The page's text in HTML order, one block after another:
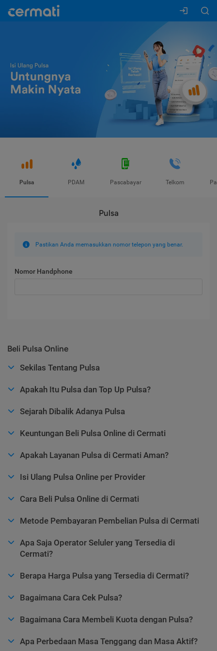
Pulsa PDAM Pascabayar Telkom
Pulsa
Pastikan Anda memasukkan nomor telepon yang benar.
Nomor Handphone
Beli Pulsa Online
Sekilas Tentang Pulsa
Apakah Itu Pulsa dan Top Up Pulsa?
Sejarah Dibalik Adanya Pulsa
Keuntungan Beli Pulsa Online di Cermati
Apakah Layanan Pulsa di Cermati Aman?
Isi Ulang Pulsa Online per Provider
Cara Beli Pulsa Online di Cermati
Metode Pembayaran Pembelian Pulsa di Cermati
Apa Saja Operator Seluler yang Tersedia di
Cermati?
Berapa Harga Pulsa yang Tersedia di Cermati?
Bagaimana Cara Cek Pulsa?
Bagaimana Cara Membeli Kuota dengan Pulsa?
Apa Perbedaan Masa Tenggang dan Masa Aktif?